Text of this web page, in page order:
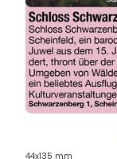
44x135 mm